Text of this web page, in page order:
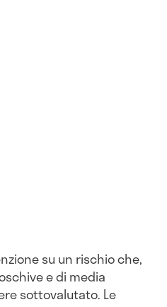
su un rischio che,
e di media
sottovalutato. Le